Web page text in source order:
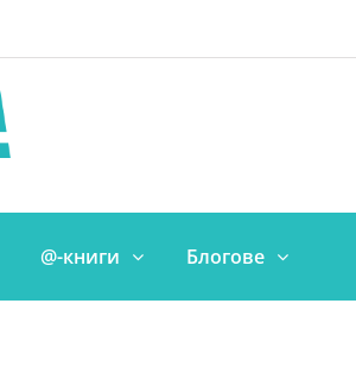
@-книги Блогове